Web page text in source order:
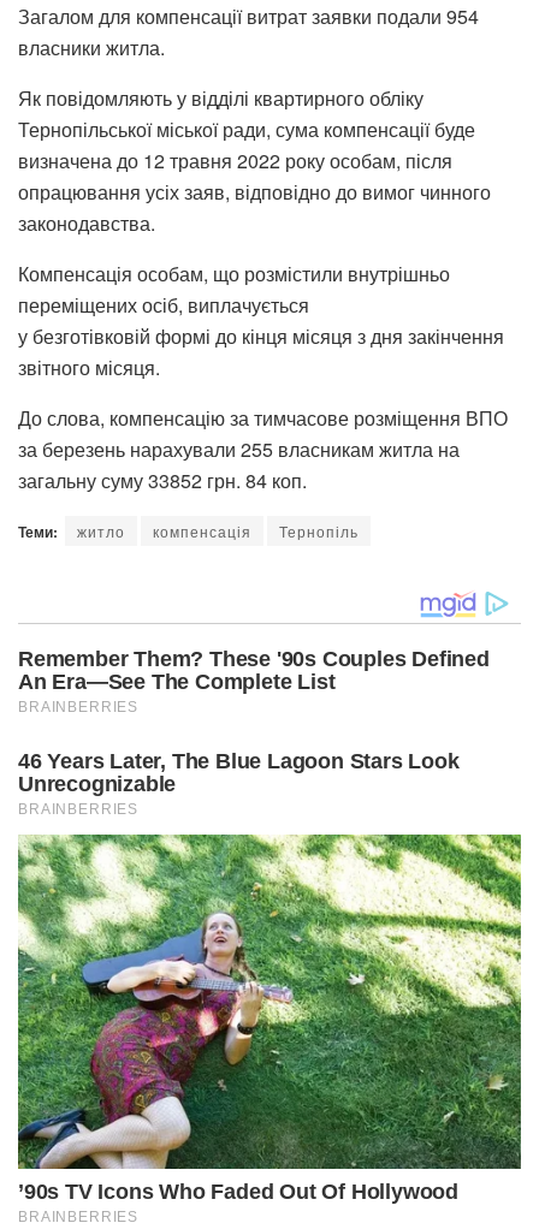
Загалом для компенсації витрат заявки подали 954
власники житла.
Як повідомляють у відділі квартирного обліку
Тернопільської міської ради, сума компенсації буде
визначена до 12 травня 2022 року особам, після
опрацювання усіх заяв, відповідно до вимог чинного
законодавства.
Компенсація особам, що розмістили внутрішньо
переміщених осіб, виплачується
у безготівковій формі до кінця місяця з дня закінчення
звітного місяця.
До слова, компенсацію за тимчасове розміщення ВПО
за березень нарахували 255 власникам житла на
загальну суму 33852 грн. 84 коп.
Теми: житло компенсація Тернопіль